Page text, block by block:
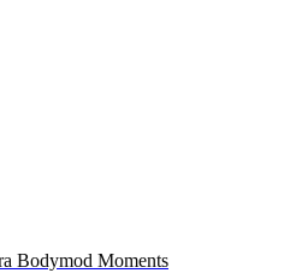
Bodymod Moments